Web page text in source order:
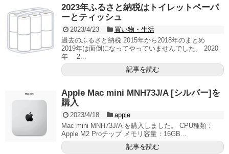
2023年ふるさと納税はトイレットペーパ
ーとティッシュ
2023/4/23
買い物・生活
過去のふるさと納税 2015年から2018年のまとめ
2019年は面倒になってやっていませんでした。 2020
年 2...
記事を読む
Apple Mac mini MNH73J/A [シルバー]を
購入
2023/4/18
apple
Mac mini MNH73J/A を購入しました。 CPU種類：
Apple M2 Proチップ メモリ容量：16GB...
記事を読む